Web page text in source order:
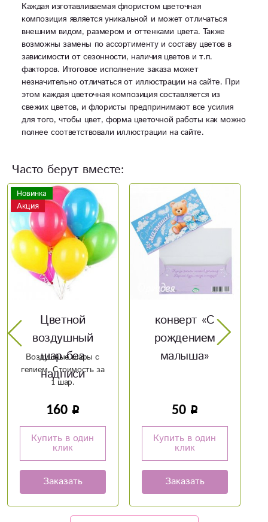
Каждая изготавливаемая флористом цветочная
композиция является уникальной и может отличаться
внешним видом, размером и оттенками цвета. Также
возможны замены по ассортименту и составу цветов в
зависимости от сезонности, наличия цветов и т.п.
факторов. Итоговое исполнение заказа может
незначительно отличаться от иллюстрации на сайте. При
этом каждая цветочная композиция составляется из
свежих цветов, и флористы предпринимают все усилия
для того, чтобы цвет, форма цветочной работы как можно
полнее соответствовали иллюстрации на сайте.
Часто берут вместе:
конверт «С
рождением
малыша»
50
Купить в один
клик
Заказать
Конверт «С 8
марта»
50
Купить в один
клик
Заказать